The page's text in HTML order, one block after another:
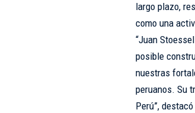
largo plazo,
como una
“Juan
posible
nuestras
peruanos. Su
Perú”,